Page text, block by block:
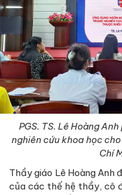
PGS. TS. Lê Hoàng
nghiên cứu khoa học
Chí
Thầy giáo Lê Hoàng Anh
của các thế hệ thầy, cô